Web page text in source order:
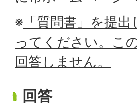
※ 「質問書」を提
ってください。こ
回答しません。
回答